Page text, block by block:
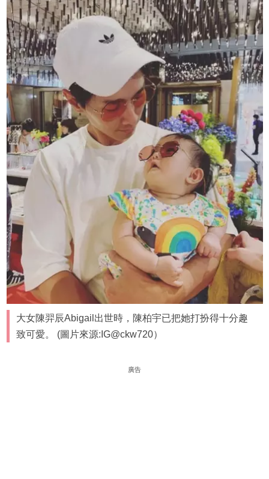
大女陳羿辰Abigail出世時，陳柏宇已把她打扮得十分趣
致可愛。 (圖片來源:IG@ckw720）
廣告